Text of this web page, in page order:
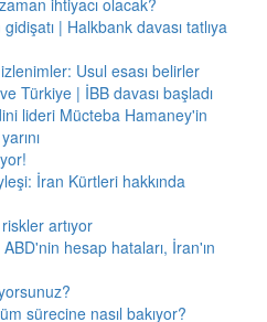
ihtiyacı olacak?
| Halkbank davası tatlıya
Usul esası belirler
Türkiye | İBB davası başladı
lideri Mücteba Hamaney'in
İran Kürtleri hakkında
artıyor
hesap hataları, İran'ın
sürecine nasıl bakıyor?